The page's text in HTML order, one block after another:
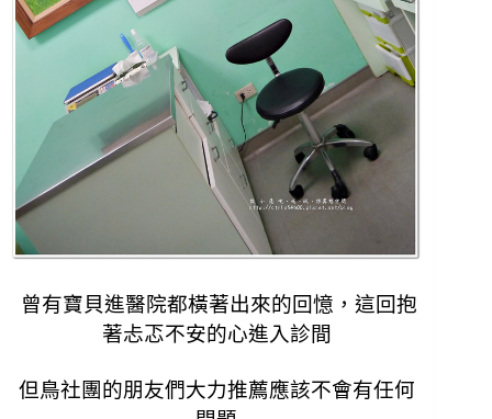
曾有寶貝進醫院都橫著出來的回憶，這回抱
著忐忑不安的心進入診間
但鳥社團的朋友們大力推薦應該不會有任何